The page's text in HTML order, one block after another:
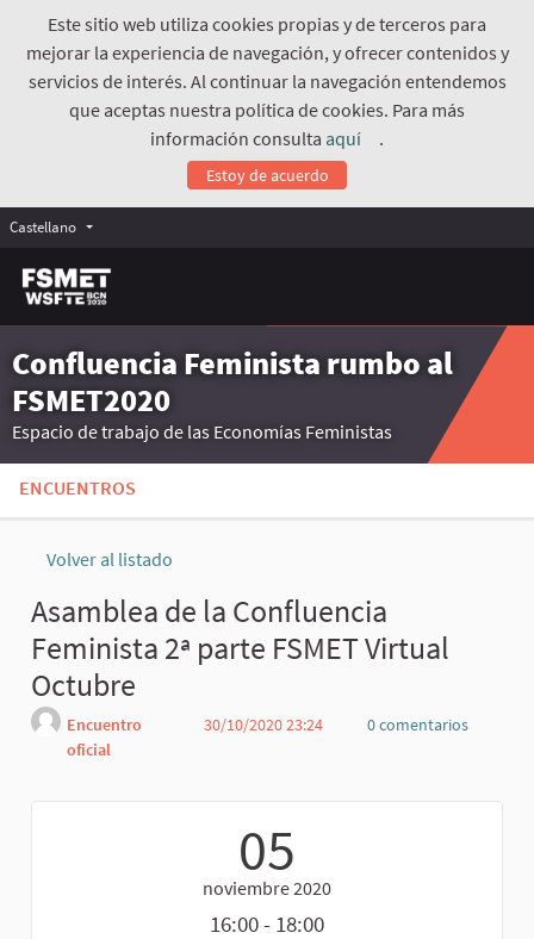
Este sitio web utiliza cookies propias y de terceros para
mejorar la experiencia de navegación, y ofrecer contenidos y
servicios de interés. Al continuar la navegación entendemos
que aceptas nuestra política de cookies. Para más
información consulta aquí
.
Estoy de acuerdo
Castellano
Confluencia Feminista rumbo al
FSMET2020
Espacio de trabajo de las Economías Feministas
ENCUENTROS
Volver al listado
Asamblea de la Confluencia
Feminista 2ª parte FSMET Virtual
Octubre
Encuentro
oficial
30/10/2020 23:24
0 comentarios
05
noviembre 2020
16:00 - 18:00